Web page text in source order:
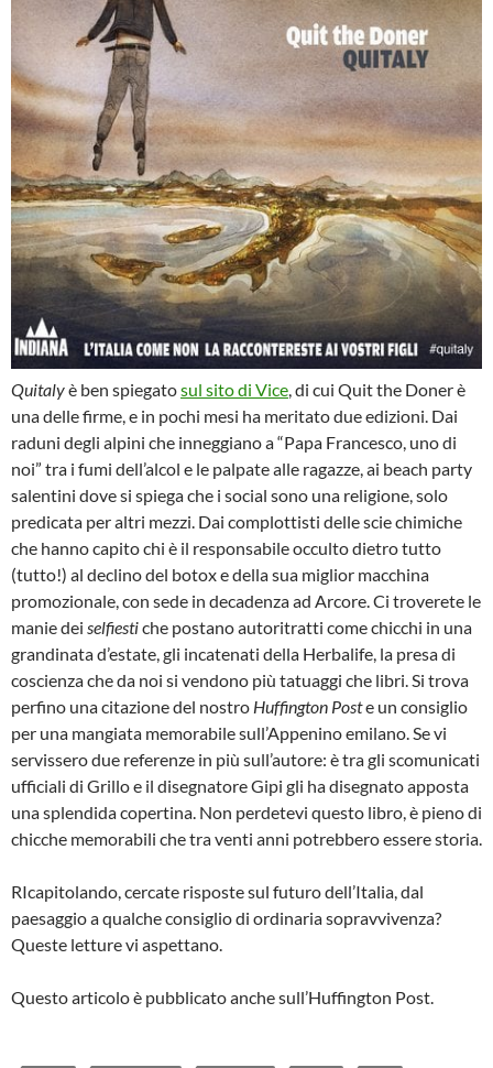
Quitalyè ben spiegatosul sito di Vice, di cui Quit the Doner è
una delle firme, e in pochi mesi ha meritato due edizioni. Dai
raduni degli alpini che inneggiano a “Papa Francesco, uno di
noi” tra i fumi dell’alcol e le palpate alle ragazze, ai beach party
salentini dove si spiega che i social sono una religione, solo
predicata per altri mezzi. Dai complottisti delle scie chimiche
che hanno capito chi è il responsabile occulto dietro tutto
(tutto!) al declino del botox e della sua miglior macchina
promozionale, con sede in decadenza ad Arcore. Ci troverete le
manie dei selfiestiche postano autoritratti come chicchi in una
grandinata d’estate, gli incatenati della Herbalife, la presa di
coscienza che da noi si vendono più tatuaggi che libri. Si trova
perfino una citazione del nostro Huffington Poste un consiglio
per una mangiata memorabile sull’Appenino emilano. Se vi
servissero due referenze in più sull’autore: è tra gli scomunicati
ufficiali di Grillo e il disegnatore Gipi gli ha disegnato apposta
una splendida copertina. Non perdetevi questo libro, è pieno di
chicche memorabili che tra venti anni potrebbero essere storia.
RIcapitolando, cercate risposte sul futuro dell’Italia, dal
paesaggio a qualche consiglio di ordinaria sopravvivenza?
Queste letture vi aspettano.
Questo articolo è pubblicato anche sull’Huffington Post.